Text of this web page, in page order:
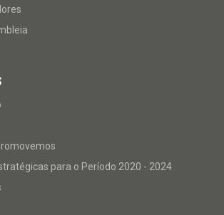
para o Período 2020 - 2024